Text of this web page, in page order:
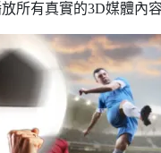
所有真實的3D媒體內